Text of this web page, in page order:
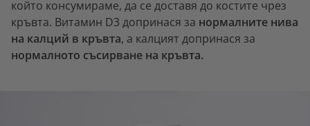
който консумираме, да се доставя до костите чрез
кръвта. Витамин D3 допринася за нормалните нива
на калций в кръвта, а калцият допринася за
нормалното съсирване на кръвта.